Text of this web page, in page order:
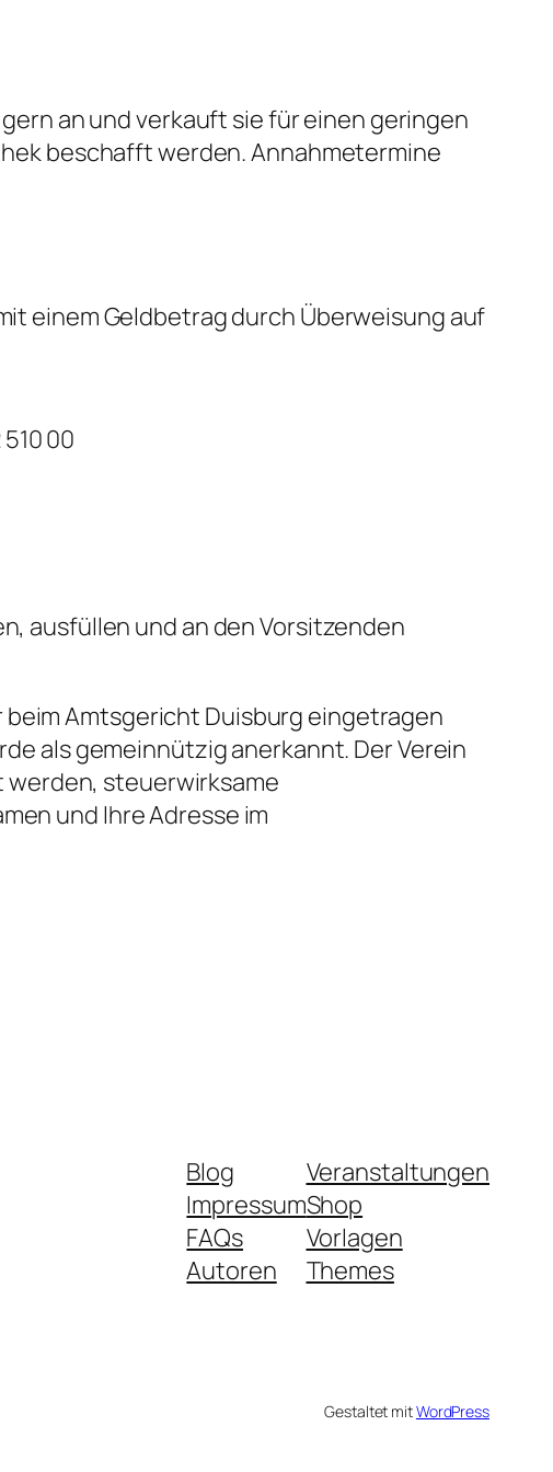
an und verkauft sie für einen geringen
beschafft werden. Annahmetermine
einem Geldbetrag durch Überweisung auf
00
ausfüllen und an den Vorsitzenden
beim Amtsgericht Duisburg eingetragen
als gemeinnützig anerkannt. Der Verein
werden, steuerwirksame
und Ihre Adresse im
Blog
Impressum
FAQs
Autoren
Veranstaltungen
Shop
Vorlagen
Themes
Gestaltet mitWordPress